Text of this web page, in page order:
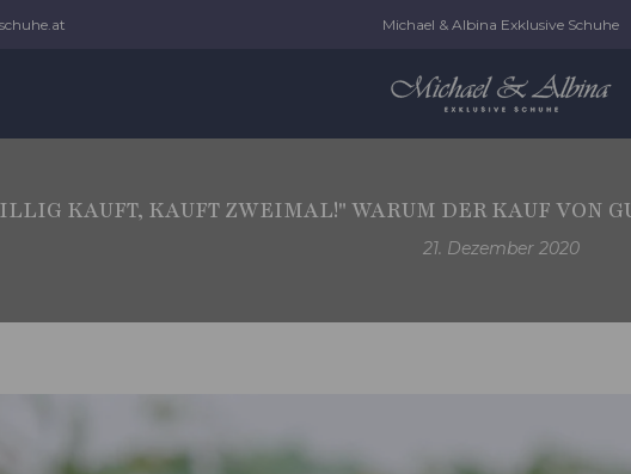
Michael & Albina Exklusive Schuhe
KAUFT, KAUFT ZWEIMAL!" WARUM DER KAUF VON
21. Dezember 2020